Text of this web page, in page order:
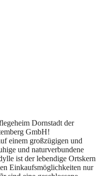
Dornstadt der
GmbH!
einem großzügigen und
und naturverbundene
ist der lebendige Ortskern
Einkaufsmöglichkeiten nur